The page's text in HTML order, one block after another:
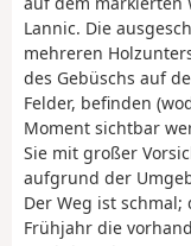
Lannic. Die
mehreren
des Gebüschs auf
Felder, befinden
Moment sichtbar
Sie mit großer
aufgrund der
Der Weg ist
Frühjahr die